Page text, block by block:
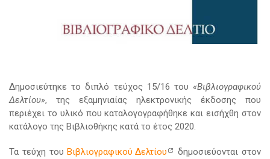
Δημοσιεύτηκε το διπλό τεύχος 15/16 του «Βιβλιογραφικού
Δελτίου», της εξαμηνιαίας ηλεκτρονικής έκδοσης που
περιέχει το υλικό που καταλογογραφήθηκε και εισήχθη στον
κατάλογο της Βιβλιοθήκης κατά το έτος 2020.
Τα τεύχη τουΒιβλιογραφικού Δελτίου
δημοσιεύονται στον